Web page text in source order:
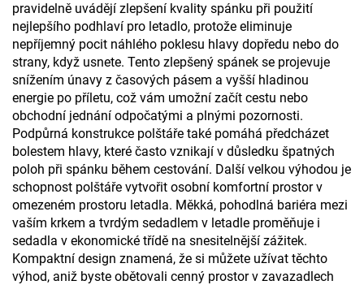
pravidelně uvádějí zlepšení kvality spánku při použití
nejlepšího podhlaví pro letadlo, protože eliminuje
nepříjemný pocit náhlého poklesu hlavy dopředu nebo do
strany, když usnete. Tento zlepšený spánek se projevuje
snížením únavy z časových pásem a vyšší hladinou
energie po příletu, což vám umožní začít cestu nebo
obchodní jednání odpočatými a plnými pozornosti.
Podpůrná konstrukce polštáře také pomáhá předcházet
bolestem hlavy, které často vznikají v důsledku špatných
poloh při spánku během cestování. Další velkou výhodou je
schopnost polštáře vytvořit osobní komfortní prostor v
omezeném prostoru letadla. Měkká, pohodlná bariéra mezi
vaším krkem a tvrdým sedadlem v letadle proměňuje i
sedadla v ekonomické třídě na snesitelnější zážitek.
Kompaktní design znamená, že si můžete užívat těchto
výhod, aniž byste obětovali cenný prostor v zavazadlech